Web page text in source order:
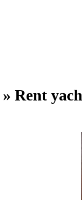
» Rent